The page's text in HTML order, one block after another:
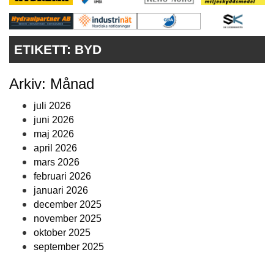
VÅRA ANDRA MAGASIN
PRENUMERERA
ANNONSERA
ETIKETT: BYD
Arkiv: Månad
juli 2026
juni 2026
maj 2026
april 2026
mars 2026
februari 2026
januari 2026
december 2025
november 2025
oktober 2025
september 2025